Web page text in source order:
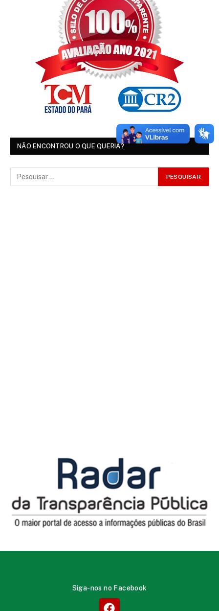
NÃO ENCONTROU O QUE QUERIA?
Siga-nos no Facebook